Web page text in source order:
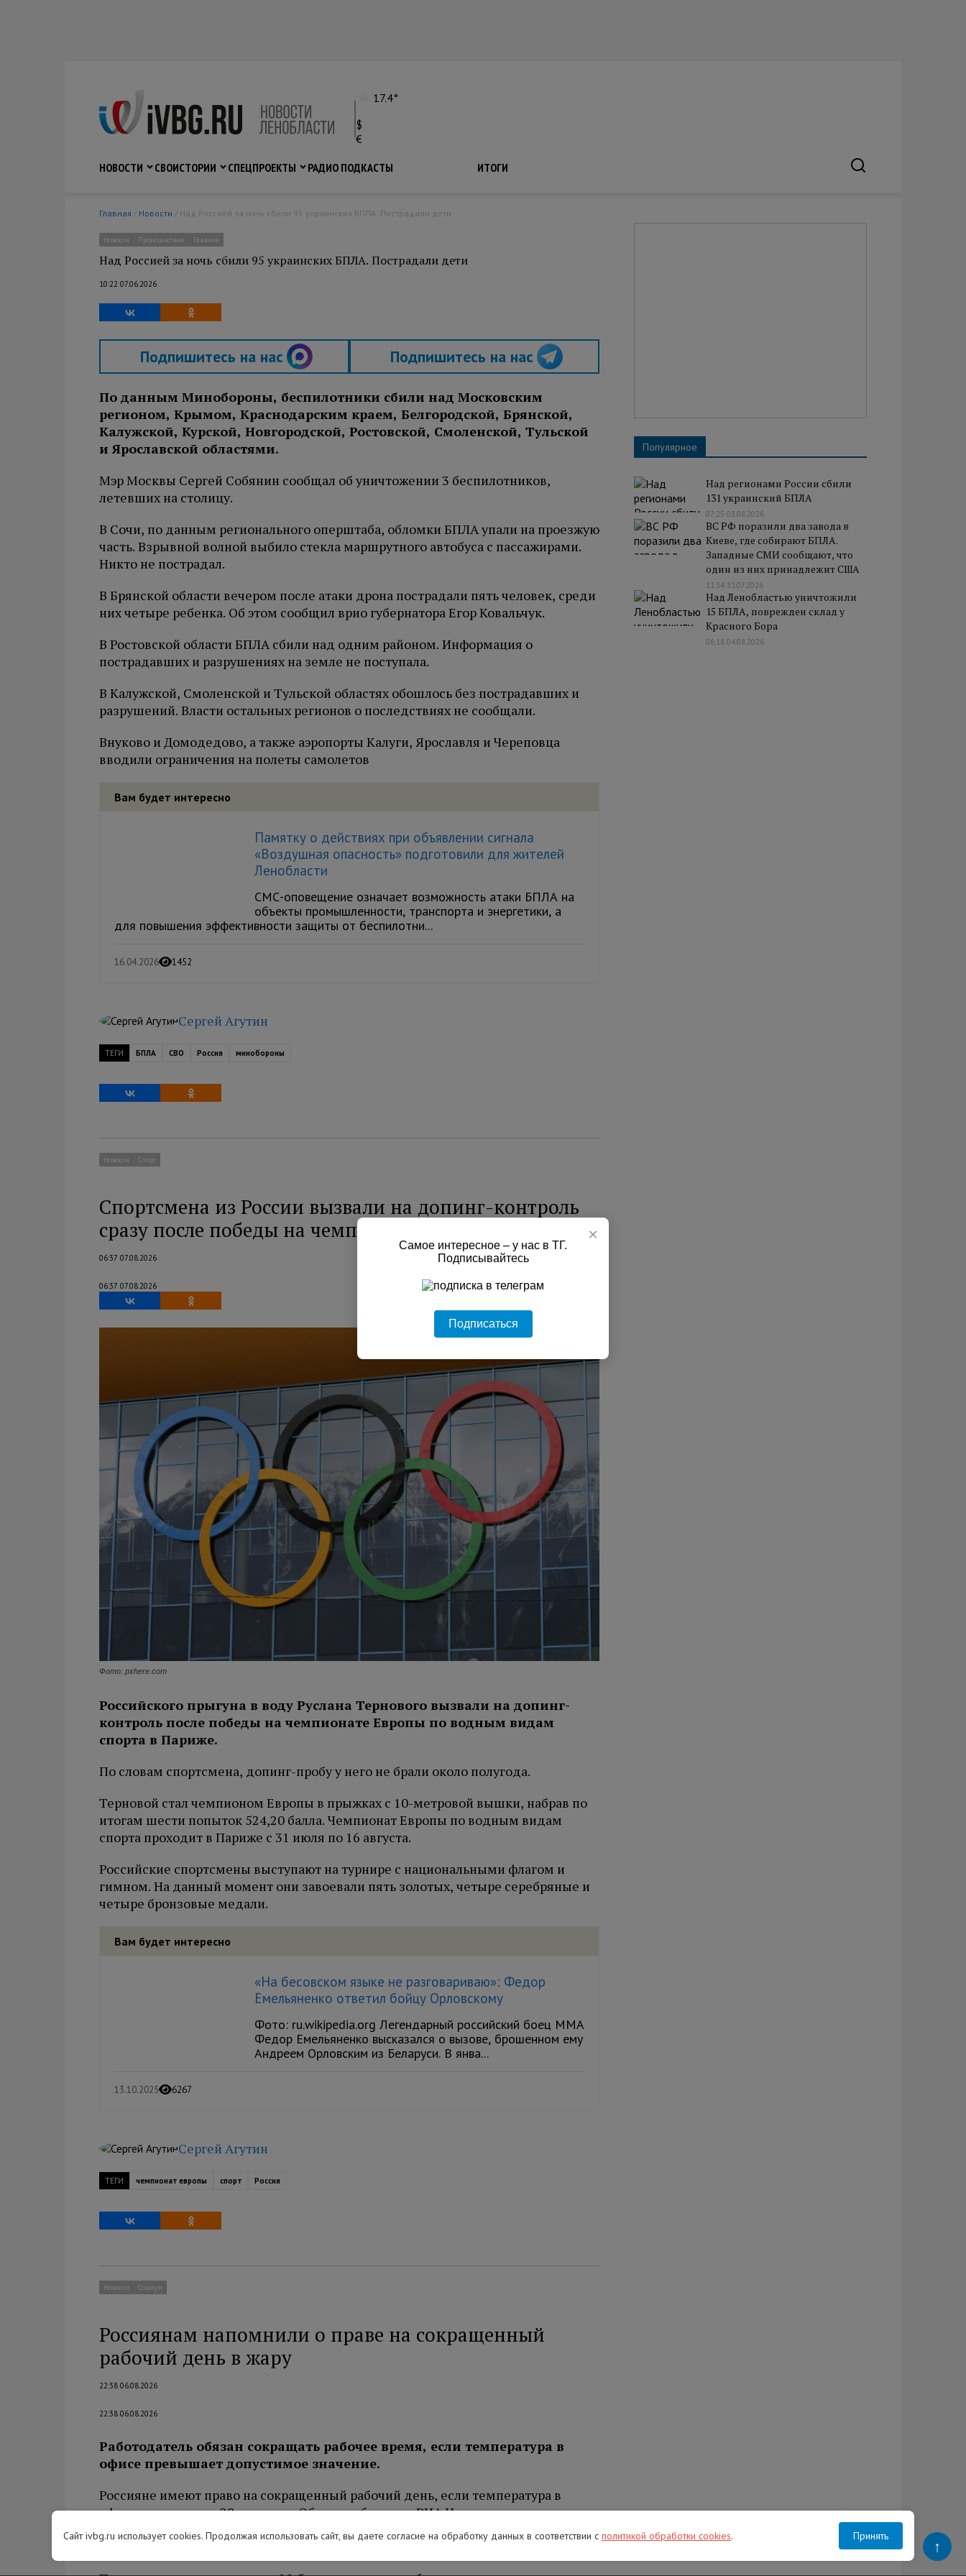
17.4°
$
€
НОВОСТИ
СВОИСТОРИИ СПЕЦПРОЕКТЫ РАДИО ПОДКАСТЫ ИТОГИ
Главная / Новости / Над Россией за ночь сбили 95 украинских БПЛА. Пострадали дети
Новости Происшествия Главное
Над Россией за ночь сбили 95 украинских БПЛА. Пострадали дети
10:22 07.06.2026
Подпишитесь на нас Подпишитесь на нас
По данным Минобороны, беспилотники сбили над Московским
регионом, Крымом, Краснодарским краем, Белгородской, Брянской,
Калужской, Курской, Новгородской, Ростовской, Смоленской, Тульской
и Ярославской областями.
Мэр Москвы Сергей Собянин сообщал об уничтожении 3 беспилотников,
летевших на столицу.
В Сочи, по данным регионального оперштаба, обломки БПЛА упали на проезжую
часть. Взрывной волной выбило стекла маршрутного автобуса с пассажирами.
Никто не пострадал.
В Брянской области вечером после атаки дрона пострадали пять человек, среди
них четыре ребенка. Об этом сообщил врио губернатора Егор Ковальчук.
В Ростовской области БПЛА сбили над одним районом. Информация о
пострадавших и разрушениях на земле не поступала.
В Калужской, Смоленской и Тульской областях обошлось без пострадавших и
разрушений. Власти остальных регионов о последствиях не сообщали.
Внуково и Домодедово, а также аэропорты Калуги, Ярославля и Череповца
вводили ограничения на полеты самолетов
Вам будет интересно
Памятку о действиях при объявлении сигнала
«Воздушная опасность» подготовили для жителей
Ленобласти
СМС-оповещение означает возможность атаки БПЛА на
объекты промышленности, транспорта и энергетики, а
для повышения эффективности защиты от беспилотни...
16.04.2026 1452
Сергей Агутин
ТЕГИ БПЛА СВО Россия минобороны
Новости Спорт
Спортсмена из России вызвали на допинг-контроль
сразу после победы на чемпионате Европы
06:37 07.08.2026
06:37 07.08.2026
Фото: pxhere.com
Российского прыгуна в воду Руслана Тернового вызвали на допинг-
контроль после победы на чемпионате Европы по водным видам
спорта в Париже.
По словам спортсмена, допинг-пробу у него не брали около полугода.
Терновой стал чемпионом Европы в прыжках с 10-метровой вышки, набрав по
итогам шести попыток 524,20 балла. Чемпионат Европы по водным видам
спорта проходит в Париже с 31 июля по 16 августа.
Российские спортсмены выступают на турнире с национальными флагом и
гимном. На данный момент они завоевали пять золотых, четыре серебряные и
четыре бронзовые медали.
Вам будет интересно
«На бесовском языке не разговариваю»: Федор
Емельяненко ответил бойцу Орловскому
Фото: ru.wikipedia.org Легендарный российский боец ММА
Федор Емельяненко высказался о вызове, брошенном ему
Андреем Орловским из Беларуси. В янва...
13.10.2025 6267
Сергей Агутин
ТЕГИ чемпионат европы спорт Россия
Новости Социум
Россиянам напомнили о праве на сокращенный
рабочий день в жару
22:38 06.08.2026
22:38 06.08.2026
Работодатель обязан сокращать рабочее время, если температура в
офисе превышает допустимое значение.
Россияне имеют право на сокращенный рабочий день, если температура в
офисах превышает 28 градусов. Об этом в беседе с РИА Новостинапомнил
главный технический инспектор труда Федерации независимых профсоюзов
России Алексей Безюков.
Популярное
Над регионами России сбили
131 украинский БПЛА
07:25 03.08.2026
ВС РФ поразили два завода в
Киеве, где собирают БПЛА.
Западные СМИ сообщают, что
один из них принадлежит США
11:34 31.07.2026
Над Ленобластью уничтожили
15 БПЛА, поврежден склад у
Красного Бора
06:18 04.08.2026
×
Самое интересное – у нас в ТГ.
Подписывайтесь
Подписаться
Сайт ivbg.ru использует cookies. Продолжая использовать сайт, вы даете согласие на обработку данных в соответствии с политикой обработки cookies. Принять
↑